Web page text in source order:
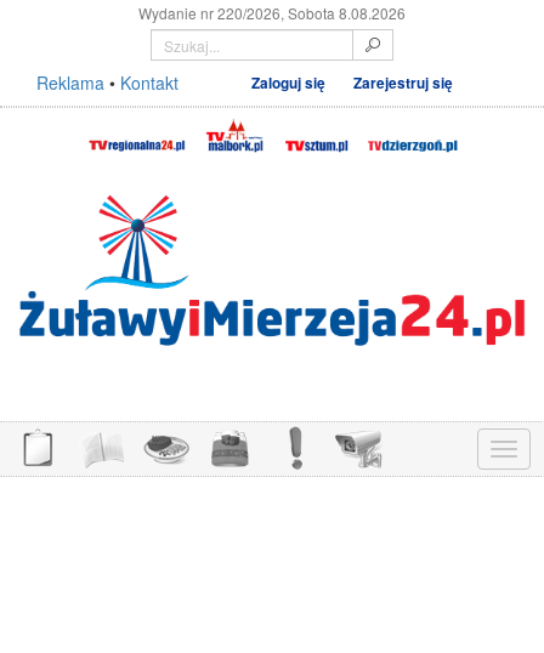
Wydanie nr 220/2026, Sobota 8.08.2026
Reklama • Kontakt Zaloguj się Zarejestruj się
Menu